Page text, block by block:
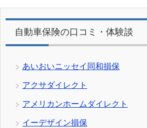
自動車保険の口コミ・体験談
あいおいニッセイ同和損保
アクサダイレクト
アメリカンホームダイレクト
イーデザイン損保